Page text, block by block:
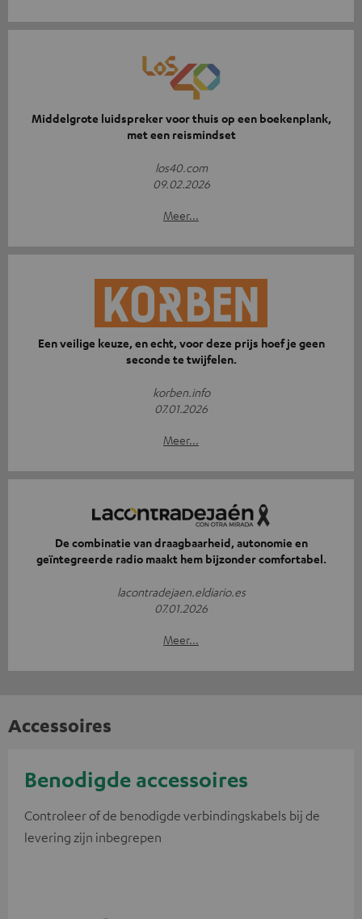
Middelgrote luidspreker voor thuis op een boekenplank,
met een reismindset
los40.com
09.02.2026
Meer...
Een veilige keuze, en echt, voor deze prijs hoef je geen
seconde te twijfelen.
korben.info
07.01.2026
Meer...
De combinatie van draagbaarheid, autonomie en
geïntegreerde radio maakt hem bijzonder comfortabel.
lacontradejaen.eldiario.es
07.01.2026
Meer...
Accessoires
Benodigde accessoires
Controleer of de benodigde verbindingskabels bij de
levering zijn inbegrepen